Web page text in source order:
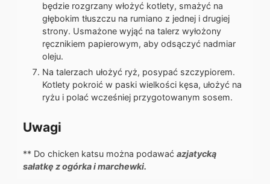
będzie rozgrzany włożyć kotlety, smażyć na
głębokim tłuszczu na rumiano z jednej i drugiej
strony. Usmażone wyjąć na talerz wyłożony
ręcznikiem papierowym, aby odsączyć nadmiar
oleju.
Na talerzach ułożyć ryż, posypać szczypiorem.
Kotlety pokroić w paski wielkości kęsa, ułożyć na
ryżu i polać wcześniej przygotowanym sosem.
Uwagi
** Do chicken katsu można podawać azjatycką
sałatkę z ogórka i marchewki.